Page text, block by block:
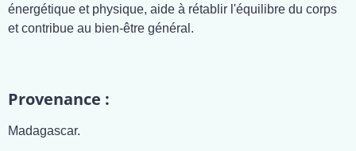
énergétique et physique, aide à rétablir l'équilibre du corps
et contribue au bien-être général.
Provenance :
Madagascar.